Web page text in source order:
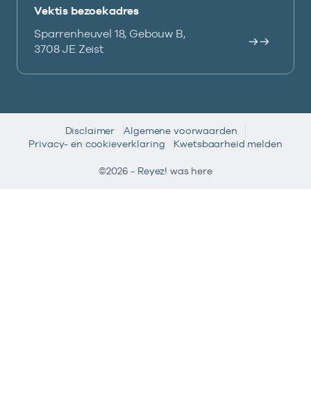
Vektis bezoekadres
Sparrenheuvel 18, Gebouw B,
3708 JE Zeist
Disclaimer
Algemene voorwaarden
Privacy- en cookieverklaring
Kwetsbaarheid melden
©2026 - Reyez! was here